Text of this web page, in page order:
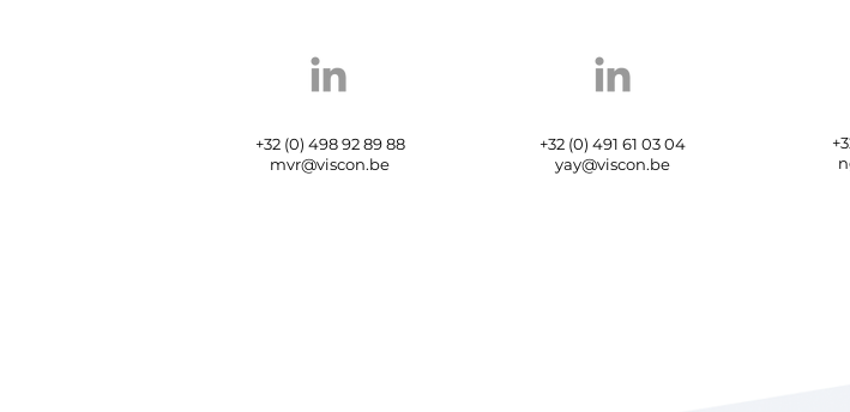
+32 (0) 498 92 89 88
mvr@viscon.be
+32 (0) 491 61 03 04
yay@viscon.be